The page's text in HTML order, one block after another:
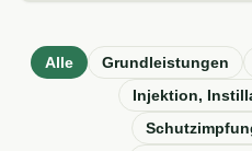
Alle Grundleistungen
Injektion,